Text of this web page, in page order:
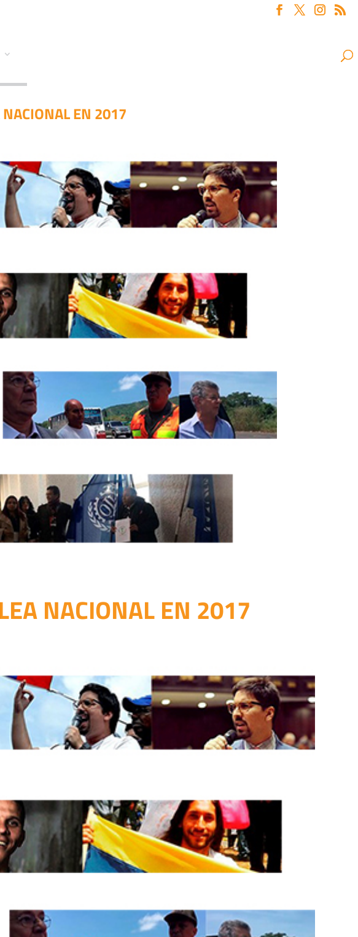
EN 2017
NACIONAL EN 2017